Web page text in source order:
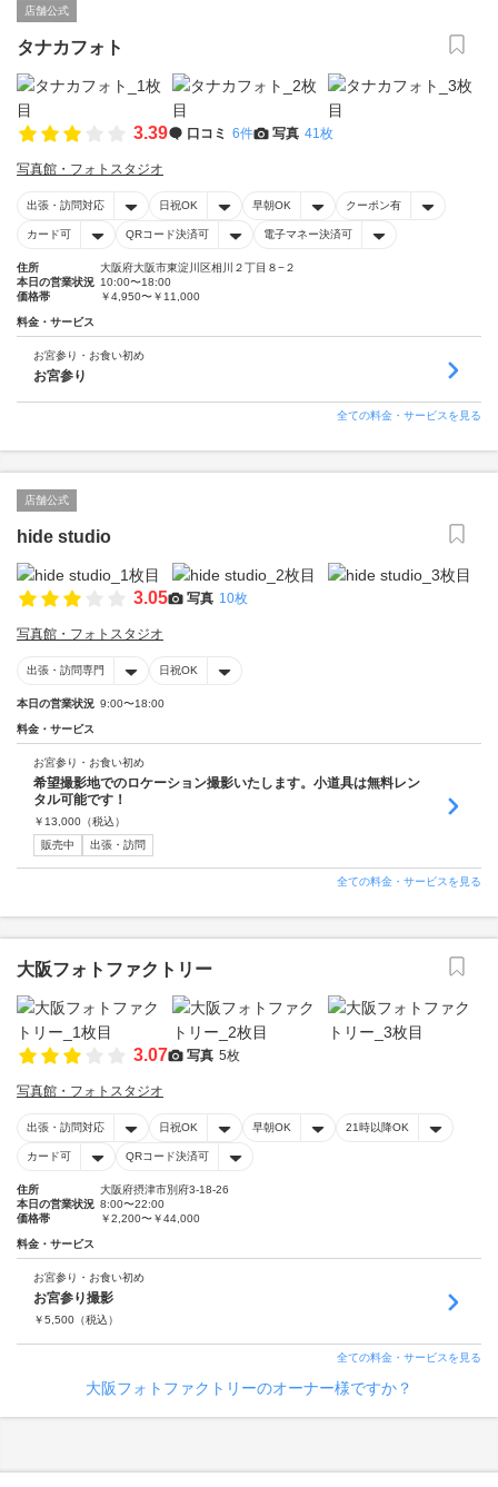
店舗公式
タナカフォト
3.39 口コミ 6件 写真 41枚
写真館・フォトスタジオ
出張・訪問対応 日祝OK 早朝OK クーポン有
カード可 QRコード決済可 電子マネー決済可
住所
大阪府大阪市東淀川区相川２丁目８−２
本日の営業状況 10:00〜18:00
価格帯
￥4,950〜￥11,000
料金・サービス
お宮参り・お食い初め
お宮参り
全ての料金・サービスを見る
店舗公式
hide studio
3.05 写真 10枚
写真館・フォトスタジオ
出張・訪問専門 日祝OK
本日の営業状況 9:00〜18:00
料金・サービス
お宮参り・お食い初め
希望撮影地でのロケーション撮影いたします。小道具は無料レン
タル可能です！
￥ 13,000 （税込）
販売中
出張・訪問
全ての料金・サービスを見る
大阪フォトファクトリー
3.07 写真 5枚
写真館・フォトスタジオ
出張・訪問対応 日祝OK 早朝OK 21時以降OK
カード可 QRコード決済可
住所
大阪府摂津市別府3-18-26
本日の営業状況 8:00〜22:00
価格帯
￥2,200〜￥44,000
料金・サービス
お宮参り・お食い初め
お宮参り撮影
￥5,500 （税込）
全ての料金・サービスを見る
大阪フォトファクトリーのオーナー様ですか？